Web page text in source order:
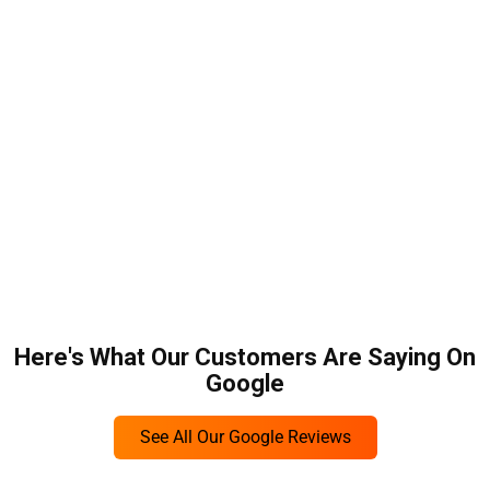
Zuverlässiger und sicherer Flughafenservice Basel
mit professionellem Chauffeur
Wenn Sie möchten, dass Ihre Reise optimal beginnt, ist
unser Transferservice die perfekte Lösung. Wir vermitteln
Here's What Our Customers Are Saying On
Google
See All Our Google Reviews